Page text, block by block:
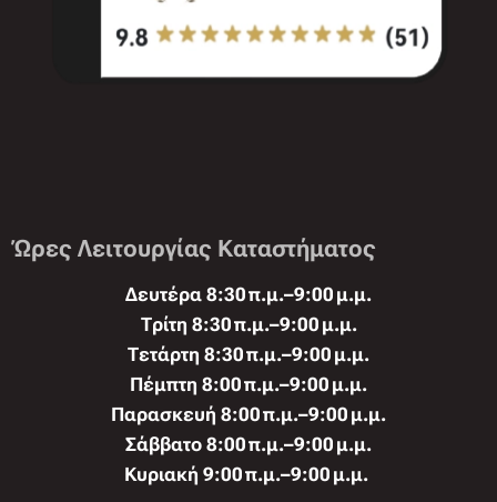
Ώρες Λειτουργίας Καταστήματος
Δευτέρα 8:30 π.μ.–9:00 μ.μ.
Τρίτη 8:30 π.μ.–9:00 μ.μ.
Τετάρτη 8:30 π.μ.–9:00 μ.μ.
Πέμπτη 8:00 π.μ.–9:00 μ.μ.
Παρασκευή 8:00 π.μ.–9:00 μ.μ.
Σάββατο 8:00 π.μ.–9:00 μ.μ.
Κυριακή 9:00 π.μ.–9:00 μ.μ.